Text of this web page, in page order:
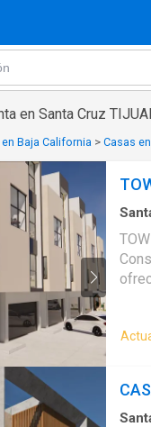
en Santa Cruz
Baja California > Casas